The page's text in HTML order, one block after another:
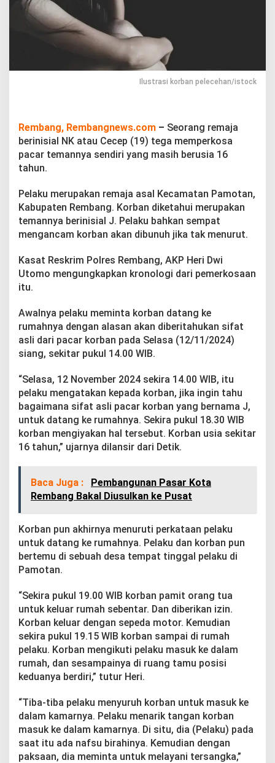
k
o
s
a
P
r
T
e
m
n
a
S
e
d
r
Ilustrasi korban pelecehan/istock
Rembang, Rembangnews.com – Seorang remaja
berinisial NK atau Cecep (19) tega memperkosa
pacar temannya sendiri yang masih berusia 16
tahun.
Pelaku merupakan remaja asal Kecamatan Pamotan,
Kabupaten Rembang. Korban diketahui merupakan
temannya berinisial J. Pelaku bahkan sempat
mengancam korban akan dibunuh jika tak menurut.
Kasat Reskrim Polres Rembang, AKP Heri Dwi
Utomo mengungkapkan kronologi dari pemerkosaan
itu.
Awalnya pelaku meminta korban datang ke
rumahnya dengan alasan akan diberitahukan sifat
asli dari pacar korban pada Selasa (12/11/2024)
siang, sekitar pukul 14.00 WIB.
“Selasa, 12 November 2024 sekira 14.00 WIB, itu
pelaku mengatakan kepada korban, jika ingin tahu
bagaimana sifat asli pacar korban yang bernama J,
untuk datang ke rumahnya. Sekira pukul 18.30 WIB
korban mengiyakan hal tersebut. Korban usia sekitar
16 tahun,” ujarnya dilansir dari Detik.
Baca Juga :
Pembangunan Pasar Kota
Rembang Bakal Diusulkan ke Pusat
Korban pun akhirnya menuruti perkataan pelaku
untuk datang ke rumahnya. Pelaku dan korban pun
bertemu di sebuah desa tempat tinggal pelaku di
Pamotan.
“Sekira pukul 19.00 WIB korban pamit orang tua
untuk keluar rumah sebentar. Dan diberikan izin.
Korban keluar dengan sepeda motor. Kemudian
sekira pukul 19.15 WIB korban sampai di rumah
pelaku. Korban mengikuti pelaku masuk ke dalam
rumah, dan sesampainya di ruang tamu posisi
keduanya berdiri,” tutur Heri.
“Tiba-tiba pelaku menyuruh korban untuk masuk ke
dalam kamarnya. Pelaku menarik tangan korban
masuk ke dalam kamarnya. Di situ, dia (Pelaku) pada
saat itu ada nafsu birahinya. Kemudian dengan
paksaan, dia meminta untuk melayani tersangka,”